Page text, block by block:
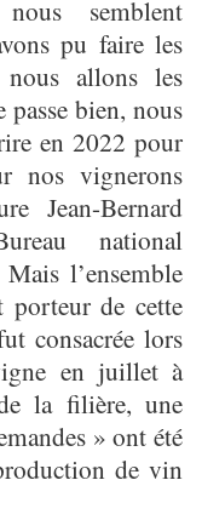
semblent
pu faire les
allons les
bien, nous
en 2022 pour
nos vignerons
Jean-Bernard
national
l’ensemble
porteur de cette
consacrée lors
en juillet à
la filière, une
» ont été
de vin